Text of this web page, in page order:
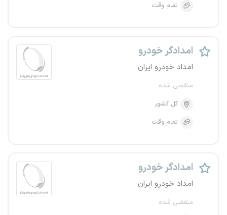
تمام وقت
امدادگر خودرو
امداد خودرو ایران
منقضی شده
کل کشور
تمام وقت
امدادگر خودرو
امداد خودرو ایران
منقضی شده